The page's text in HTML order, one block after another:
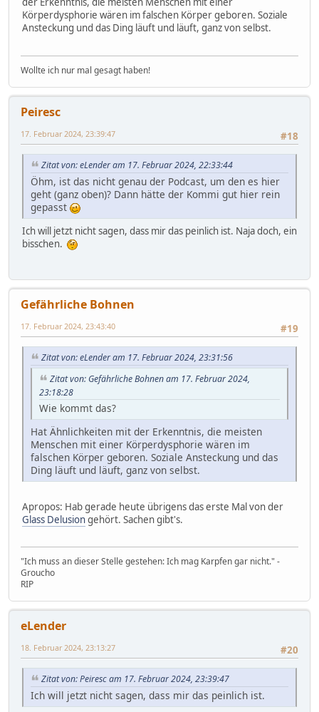
Körperdysphorie wären im falschen Körper geboren. Soziale
Ansteckung und das Ding läuft und läuft, ganz von selbst.
Wollte ich nur mal gesagt haben!
Peiresc
#18
17. Februar 2024, 23:39:47
Zitat von: eLender am 17. Februar 2024, 22:33:44
Öhm, ist das nicht genau der Podcast, um den es hier
geht (ganz oben)? Dann hätte der Kommi gut hier rein
gepasst
Ich will jetzt nicht sagen, dass mir das peinlich ist. Naja doch, ein
bisschen.
Gefährliche Bohnen
#19
17. Februar 2024, 23:43:40
Zitat von: eLender am 17. Februar 2024, 23:31:56
Zitat von: Gefährliche Bohnen am 17. Februar 2024,
23:18:28
Wie kommt das?
Hat Ähnlichkeiten mit der Erkenntnis, die meisten
Menschen mit einer Körperdysphorie wären im
falschen Körper geboren. Soziale Ansteckung und das
Ding läuft und läuft, ganz von selbst.
Apropos: Hab gerade heute übrigens das erste Mal von der
Glass Delusiongehört. Sachen gibt's.
"Ich muss an dieser Stelle gestehen: Ich mag Karpfen gar nicht." -
Groucho
RIP
eLender
#20
18. Februar 2024, 23:13:27
Zitat von: Peiresc am 17. Februar 2024, 23:39:47
Ich will jetzt nicht sagen, dass mir das peinlich ist.